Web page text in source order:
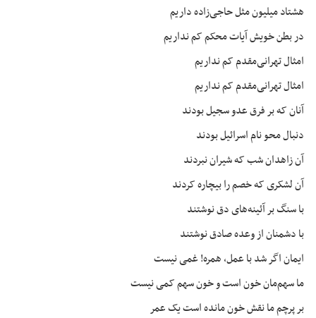
هشتاد میلیون مثل حاجی‌زاده داریم
در بطن خویش آیات محکم کم نداریم
امثال تهرانی‌مقدم کم نداریم
امثال تهرانی‌مقدم کم نداریم
آنان که بر فرقعدوسجیل بودند
دنبال محو نام اسرائیل بودند
آن زاهدان شب که شیران نبردند
آن لشکری که خصم را بیچاره کردند
با سنگ بر آئینه‌های دق نوشتند
با دشمنان از وعده صادق نوشتند
ایمان اگر شد با عمل،همره! غمی نیست
ما سهم‌مان خون است و خون سهم کمی نیست
بر پرچم ما نقش خون مانده است یک عمر